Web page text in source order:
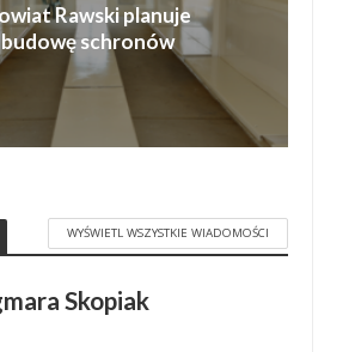
Rawski planuje
budowę schronów
WYŚWIETL WSZYSTKIE WIADOMOŚCI
Skopiak